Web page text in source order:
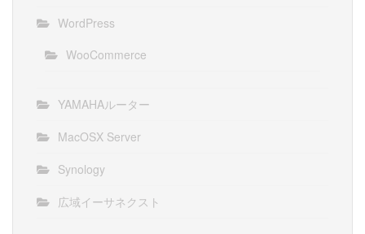
WordPress
WooCommerce
YAMAHAルーター
MacOSX Server
Synology
広域イーサネクスト